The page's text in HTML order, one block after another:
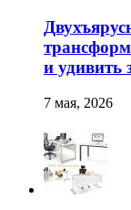
и удивить
7 мая, 2026